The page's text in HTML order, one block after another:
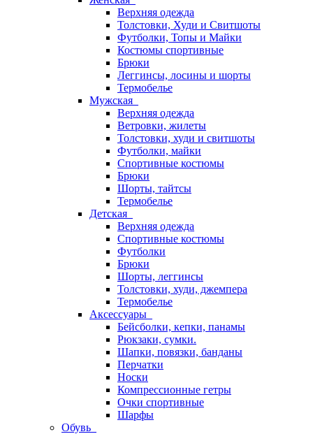
Верхняя одежда
Толстовки, Худи и Свитшоты
Футболки, Топы и Майки
Костюмы спортивные
Брюки
Леггинсы, лосины и шорты
Термобелье
Мужская
Верхняя одежда
Ветровки, жилеты
Толстовки, худи и свитшоты
Футболки, майки
Спортивные костюмы
Брюки
Шорты, тайтсы
Термобелье
Детская
Верхняя одежда
Спортивные костюмы
Футболки
Брюки
Шорты, леггинсы
Толстовки, худи, джемпера
Термобелье
Аксессуары
Бейсболки, кепки, панамы
Рюкзаки, сумки.
Шапки, повязки, банданы
Перчатки
Носки
Компрессионные гетры
Очки спортивные
Шарфы
Обувь